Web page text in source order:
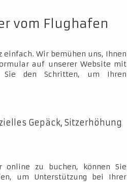
vom Flughafen
Wir bemühen uns, Ihnen
auf unserer Website mit
Sie den Schritten, um Ihren
Gepäck, Sitzerhöhung
online zu buchen, können Sie
um Unterstützung bei Ihrer